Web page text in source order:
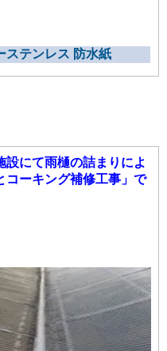
ステンレス 防水紙
設にて雨樋の詰まりによ
コーキング補修工事」で